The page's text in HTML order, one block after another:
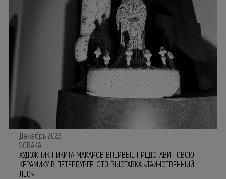
Декабрь 2023
SOBAKA
ХУДОЖНИК НИКИТА МАКАРОВ ВПЕРВЫЕ ПРЕДСТАВИТ СВОЮ
КЕРАМИКУ В ПЕТЕРБУРГЕ. ЭТО ВЫСТАВКА «ТАИНСТВЕННЫЙ
ЛЕС»